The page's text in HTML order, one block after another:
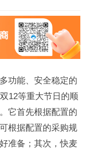
功能、安全稳定的
12等重大节日的顺
它首先根据配置的
根据配置的采购规
准备；其次，快麦